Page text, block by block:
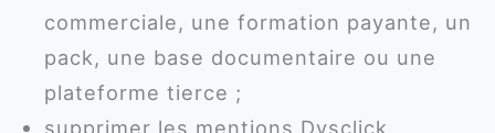
commerciale, une formation payante, un
pack, une base documentaire ou une
plateforme tierce ;
supprimer les mentions Dysclick,